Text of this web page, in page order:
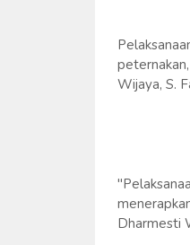
Wijaya, S.
Dharmesti